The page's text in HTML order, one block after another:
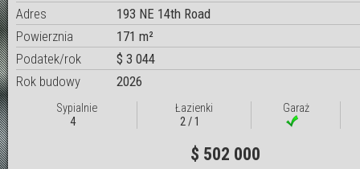
Adres
193 NE 14th Road
Powierznia
171 m²
Podatek/rok
$ 3 044
Rok budowy
2026
Sypialnie
4
Łazienki
2 / 1
Garaż
$ 502 000